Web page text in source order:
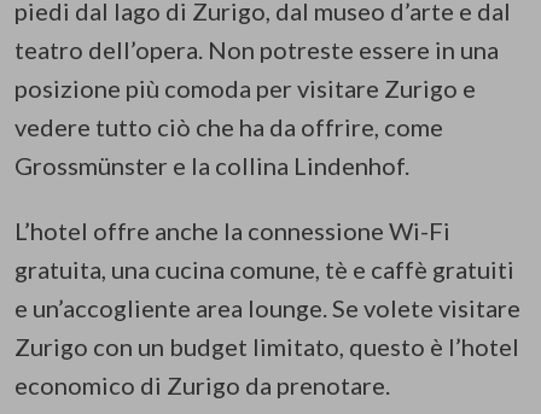
piedi dal lago di Zurigo, dal museo d’arte e dal
teatro dell’opera. Non potreste essere in una
posizione più comoda per visitare Zurigo e
vedere tutto ciò che ha da offrire, come
Grossmünster e la collina Lindenhof.
L’hotel offre anche la connessione Wi-Fi
gratuita, una cucina comune, tè e caffè gratuiti
e un’accogliente area lounge. Se volete visitare
Zurigo con un budget limitato, questo è l’hotel
economico di Zurigo da prenotare.